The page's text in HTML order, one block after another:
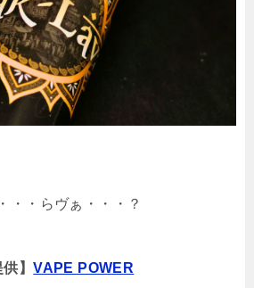
・・らヴぁ・・・？
供】VAPE POWER